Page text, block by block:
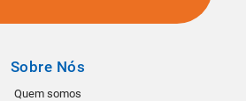
Sobre Nós
Quem somos